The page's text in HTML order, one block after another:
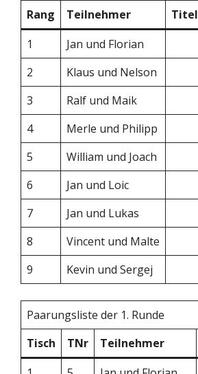
Rang
Teilnehmer Titel
1
Jan und Florian
2
Klaus und Nelson
3
Ralf und Maik
4
Merle und Philipp
5
William und Joach
6
Jan und Loic
7
Jan und Lukas
8
Vincent und Malte
9
Kevin und Sergej
Paarungsliste der 1. Runde
Tisch
TNr Teilnehmer